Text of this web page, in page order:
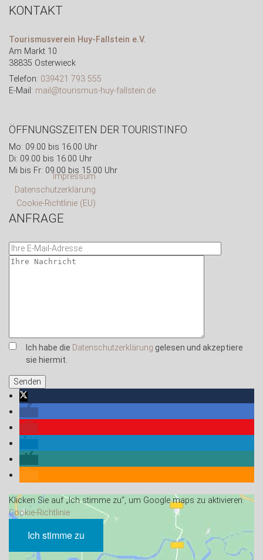
KONTAKT
Tourismusverein Huy-Fallstein e.V.
Am Markt 10
38835 Osterwieck
Telefon: 039421 793 555
E-Mail: mail@tourismus-huy-fallstein.de
ÖFFNUNGSZEITEN DER TOURISTINFO
Mo: 09.00 bis 16.00 Uhr
Di: 09.00 bis 16.00 Uhr
Mi bis Fr: 09.00 bis 15.00 Uhr
Impressum
Datenschutzerklärung
Cookie-Richtlinie (EU)
ANFRAGE
Ich habe die Datenschutzerklärung gelesen und akzeptiere
sie hiermit.
Klicken Sie auf „Ich stimme zu“, um Google maps zu aktivieren.
Cookie-Richtlinie
Ich stimme zu